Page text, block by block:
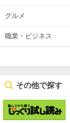
グルメ
職業・ビジネス
その他で探す